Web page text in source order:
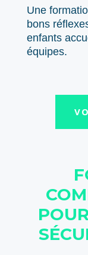
Une
bons
enfants
équipes.